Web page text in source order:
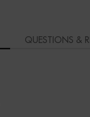
QUESTIONS &